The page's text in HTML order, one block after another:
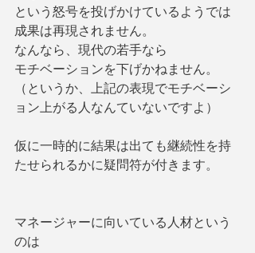
という怒号を投げかけているようでは
成果は再現されません。
なんなら、現代の若手なら
モチベーションを下げかねません。
（というか、上記の表現でモチベーシ
ョン上がる人なんていないですよ）
仮に一時的に結果は出ても継続性を持
たせられるかに疑問符が付きます。
マネージャーに向いている人材という
のは